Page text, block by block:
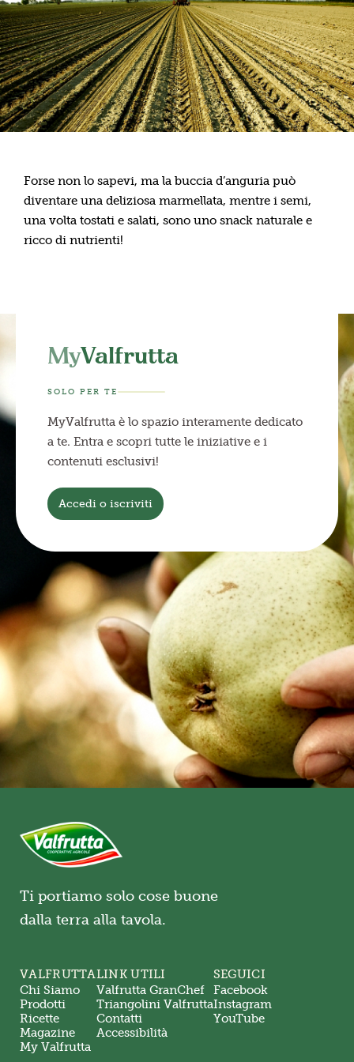
Forse non lo sapevi, ma la buccia d’anguria può
diventare una deliziosa marmellata, mentre i semi,
una volta tostati e salati, sono uno snack naturale e
ricco di nutrienti!
MyValfrutta
SOLO PER TE
MyValfrutta è lo spazio interamente dedicato
a te. Entra e scopri tutte le iniziative e i
contenuti esclusivi!
Accedi o iscriviti
Ti portiamo solo cose buone
dalla terra alla tavola.
VALFRUTTA
Chi Siamo
Prodotti
Ricette
Magazine
My Valfrutta
LINK UTILI
Valfrutta GranChef
Triangolini Valfrutta
Contatti
Accessibilità
SEGUICI
Facebook
Instagram
YouTube